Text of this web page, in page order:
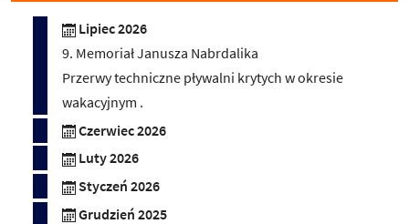
Lipiec 2026
9. Memoriał Janusza Nabrdalika
Przerwy techniczne pływalni krytych w okresie
wakacyjnym .
Czerwiec 2026
Luty 2026
Styczeń 2026
Grudzień 2025